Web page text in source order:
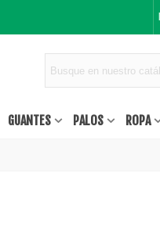
GUANTES PALOS ROPA